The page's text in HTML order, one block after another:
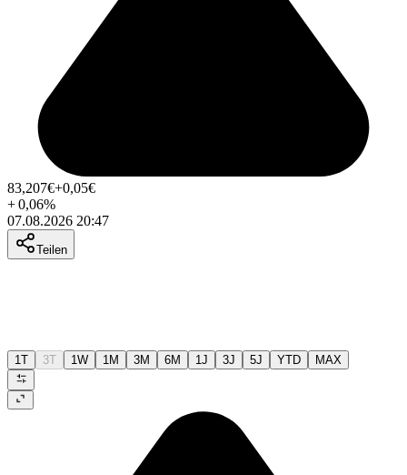
83,207€+0,05€
+0,06%
07.08.2026 20:47
Teilen
1T 3T 1W 1M 3M 6M 1J 3J 5J YTD MAX